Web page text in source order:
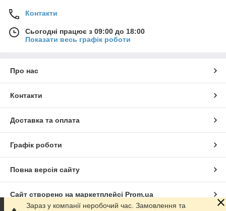
Контакти
Сьогодні працює з 09:00 до 18:00
Показати весь графік роботи
Про нас
Контакти
Доставка та оплата
Графік роботи
Повна версія сайту
Сайт створено на маркетплейсі Prom.ua
Зараз у компанії неробочий час. Замовлення та